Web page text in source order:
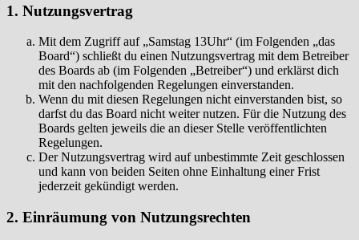
1. Nutzungsvertrag
Mit dem Zugriff auf „Samstag 13Uhr“ (im Folgenden „das
Board“) schließt du einen Nutzungsvertrag mit dem Betreiber
des Boards ab (im Folgenden „Betreiber“) und erklärst dich
mit den nachfolgenden Regelungen einverstanden.
Wenn du mit diesen Regelungen nicht einverstanden bist, so
darfst du das Board nicht weiter nutzen. Für die Nutzung des
Boards gelten jeweils die an dieser Stelle veröffentlichten
Regelungen.
Der Nutzungsvertrag wird auf unbestimmte Zeit geschlossen
und kann von beiden Seiten ohne Einhaltung einer Frist
jederzeit gekündigt werden.
2. Einräumung von Nutzungsrechten